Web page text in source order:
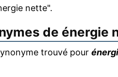
nette".
de énergie
trouvé pour